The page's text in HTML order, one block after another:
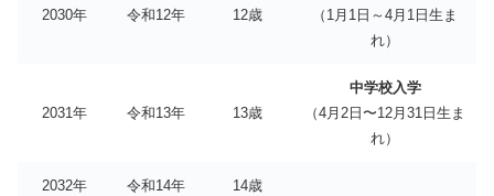
2030年 令和12年 12歳
（1月1日～4月1日生ま
れ）
2031年 令和13年 13歳
中学校入学
（4月2日〜12月31日生ま
れ）
2032年 令和14年 14歳